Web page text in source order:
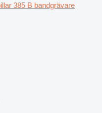
385 B bandgrävare